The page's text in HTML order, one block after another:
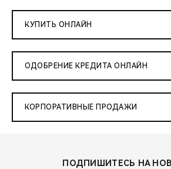
КУПИТЬ ОНЛАЙН
ОДОБРЕНИЕ КРЕДИТА ОНЛАЙН
КОРПОРАТИВНЫЕ ПРОДАЖИ
ПОДПИШИТЕСЬ НА